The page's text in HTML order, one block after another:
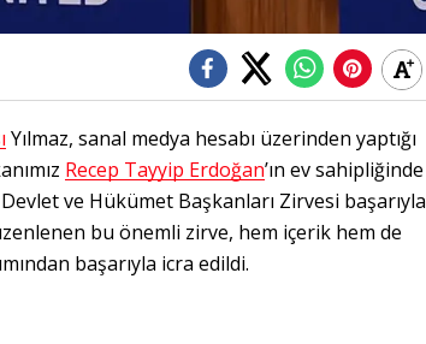
Yılmaz, sanal medya hesabı üzerinden yaptığı
Recep Tayyip Erdoğan’ın ev sahipliğinde
ve Hükümet Başkanları Zirvesi başarıyla
bu önemli zirve, hem içerik hem de
başarıyla icra edildi.